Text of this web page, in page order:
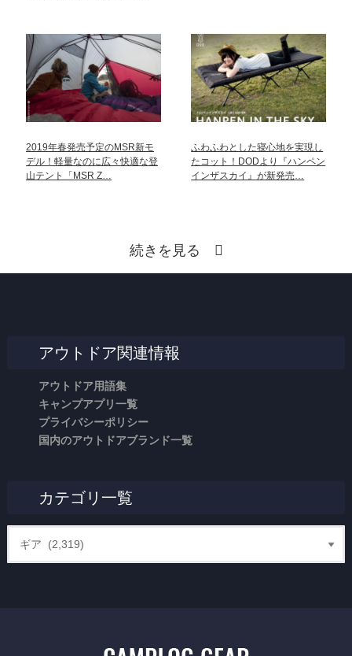
2019年春発売予定のMSR新モ
デル！軽量なのに広々快適な登
山テント「MSR Z…
ふわふわとした寝心地を実現し
たコット！DODより『ハンペン
インザスカイ』が新発売…
続きを見る
アウトドア関連情報
アウトドア用語集
キャンプアプリ一覧
プライバシーポリシー
国内のアウトドアブランド一覧
カテゴリ一覧